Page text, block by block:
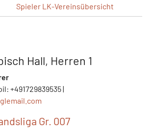
Spieler LK-Vereinsübersicht
Hall, Herren 1
+491729839535 |
Gr. 007